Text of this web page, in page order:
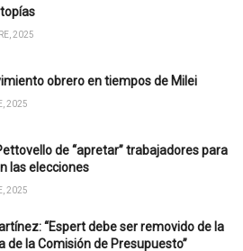
2025
obrero en tiempos de Milei
2025
de “apretar” trabajadores para
las elecciones
2025
“Espert debe ser removido de la
de la Comisión de Presupuesto”